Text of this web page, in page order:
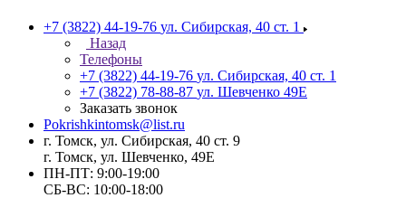
+7 (3822) 44-19-76 ул. Сибирская, 40 ст. 1
Назад
Телефоны
+7 (3822) 44-19-76 ул. Сибирская, 40 ст. 1
+7 (3822) 78-88-87 ул. Шевченко 49Е
Заказать звонок
Pokrishkintomsk@list.ru
г. Томск, ул. Сибирская, 40 ст. 9
г. Томск, ул. Шевченко, 49Е
ПН-ПТ: 9:00-19:00
СБ-ВС: 10:00-18:00